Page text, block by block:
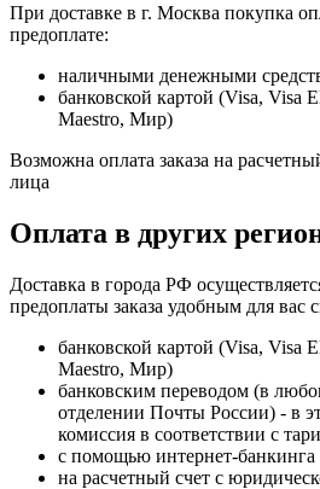
При доставке в г. Москва покупка
предоплате:
наличными денежными
банковской картой (Visa, Visa
Maestro, Мир)
Возможна оплата заказа на
лица
Оплата в других
Доставка в города РФ
предоплаты заказа удобным для вас
банковской картой (Visa, Visa
Maestro, Мир)
банковским переводом (в
отделении Почты России) - в
комиссия в соответствии с
с помощью интернет-банкинга
на расчетный счет с